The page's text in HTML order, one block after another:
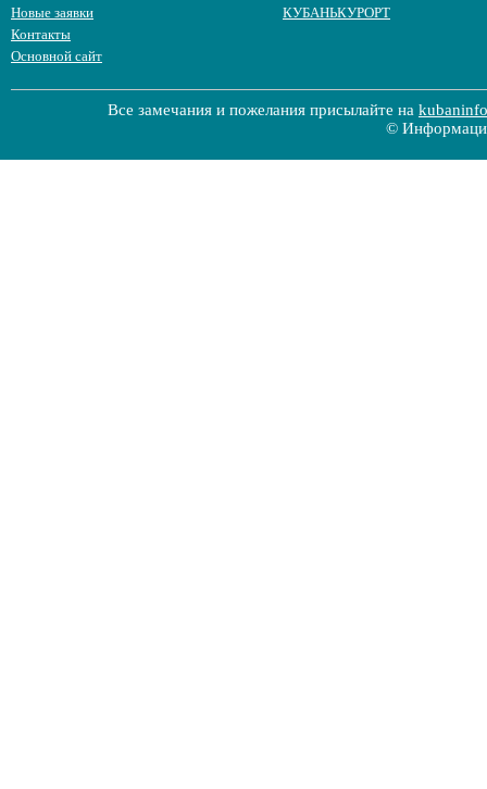
Новые заявки
Контакты
Основной сайт
КУБАНЬКУРОРТ
Все замечания и пожелания присылайте на
©